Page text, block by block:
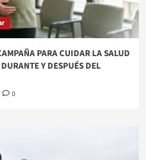
PARA CUIDAR LA SALUD
Y DESPUÉS DEL
0